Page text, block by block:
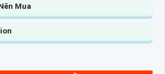
Mua